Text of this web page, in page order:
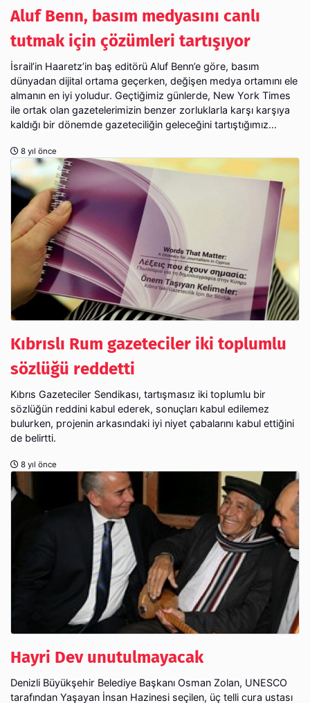
Aluf Benn, basım medyasını canlı
tutmak için çözümleri tartışıyor
İsrail’in Haaretz’in baş editörü Aluf Benn’e göre, basım
dünyadan dijital ortama geçerken, değişen medya ortamını ele
almanın en iyi yoludur. Geçtiğimiz günlerde, New York Times
ile ortak olan gazetelerimizin benzer zorluklarla karşı karşıya
kaldığı bir dönemde gazeteciliğin geleceğini tartıştığımız...
8 yıl önce
Kıbrıslı Rum gazeteciler iki toplumlu
sözlüğü reddetti
Kıbrıs Gazeteciler Sendikası, tartışmasız iki toplumlu bir
sözlüğün reddini kabul ederek, sonuçları kabul edilemez
bulurken, projenin arkasındaki iyi niyet çabalarını kabul ettiğini
de belirtti.
8 yıl önce
Hayri Dev unutulmayacak
Denizli Büyükşehir Belediye Başkanı Osman Zolan, UNESCO
tarafından Yaşayan İnsan Hazinesi seçilen, üç telli cura ustası